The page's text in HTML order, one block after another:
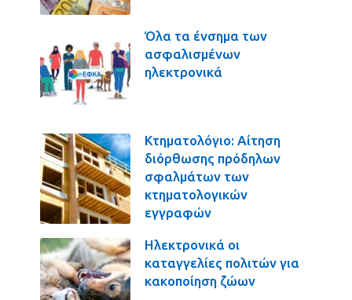
Όλα τα ένσημα των
ασφαλισμένων
ηλεκτρονικά
Κτηματολόγιο: Αίτηση
διόρθωσης πρόδηλων
σφαλμάτων των
κτηματολογικών
εγγραφών
Ηλεκτρονικά οι
καταγγελίες πολιτών για
κακοποίηση ζώων